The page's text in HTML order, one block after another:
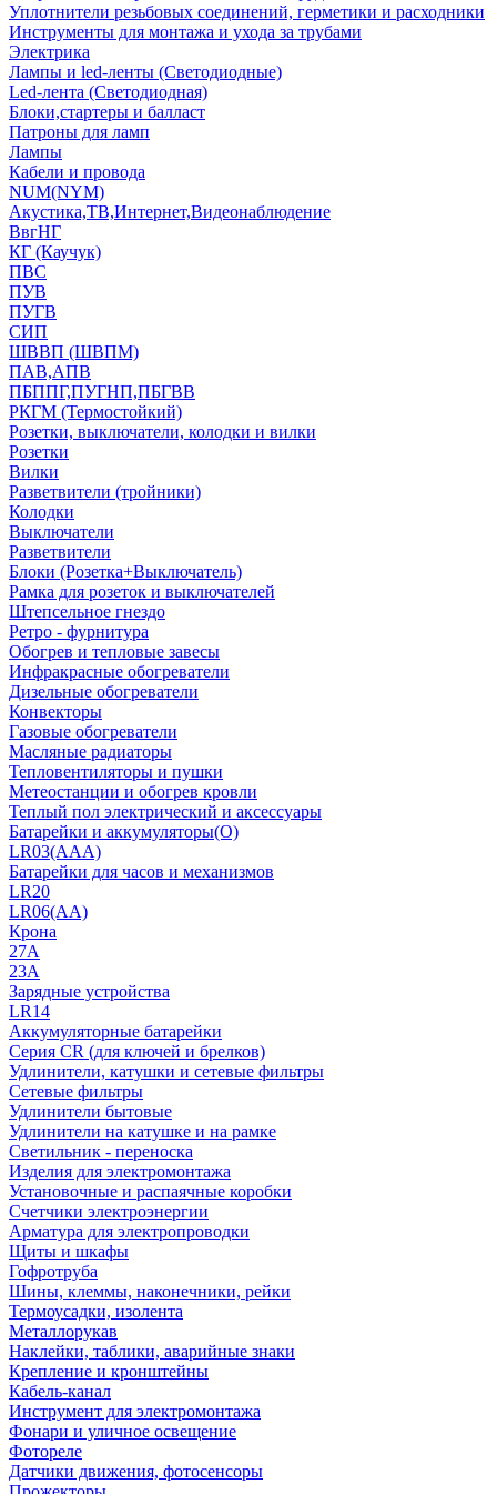
Уплотнители резьбовых соединений, герметики и расходники
Инструменты для монтажа и ухода за трубами
Электрика
Лампы и led-ленты (Светодиодные)
Led-лента (Светодиодная)
Блоки,стартеры и балласт
Патроны для ламп
Лампы
Кабели и провода
NUM(NYM)
Акустика,ТВ,Интернет,Видеонаблюдение
ВвгНГ
КГ (Каучук)
ПВС
ПУВ
ПУГВ
СИП
ШВВП (ШВПМ)
ПАВ,АПВ
ПБППГ,ПУГНП,ПБГВВ
РКГМ (Термостойкий)
Розетки, выключатели, колодки и вилки
Розетки
Вилки
Разветвители (тройники)
Колодки
Выключатели
Разветвители
Блоки (Розетка+Выключатель)
Рамка для розеток и выключателей
Штепсельное гнездо
Ретро - фурнитура
Обогрев и тепловые завесы
Инфракрасные обогреватели
Дизельные обогреватели
Конвекторы
Газовые обогреватели
Масляные радиаторы
Тепловентиляторы и пушки
Метеостанции и обогрев кровли
Теплый пол электрический и аксессуары
Батарейки и аккумуляторы(О)
LR03(AAA)
Батарейки для часов и механизмов
LR20
LR06(AA)
Крона
27A
23A
Зарядные устройства
LR14
Аккумуляторные батарейки
Серия CR (для ключей и брелков)
Удлинители, катушки и сетевые фильтры
Сетевые фильтры
Удлинители бытовые
Удлинители на катушке и на рамке
Светильник - переноска
Изделия для электромонтажа
Установочные и распаячные коробки
Счетчики электроэнергии
Арматура для электропроводки
Щиты и шкафы
Гофротруба
Шины, клеммы, наконечники, рейки
Термоусадки, изолента
Металлорукав
Наклейки, таблики, аварийные знаки
Крепление и кронштейны
Кабель-канал
Инструмент для электромонтажа
Фонари и уличное освещение
Фотореле
Датчики движения, фотосенсоры